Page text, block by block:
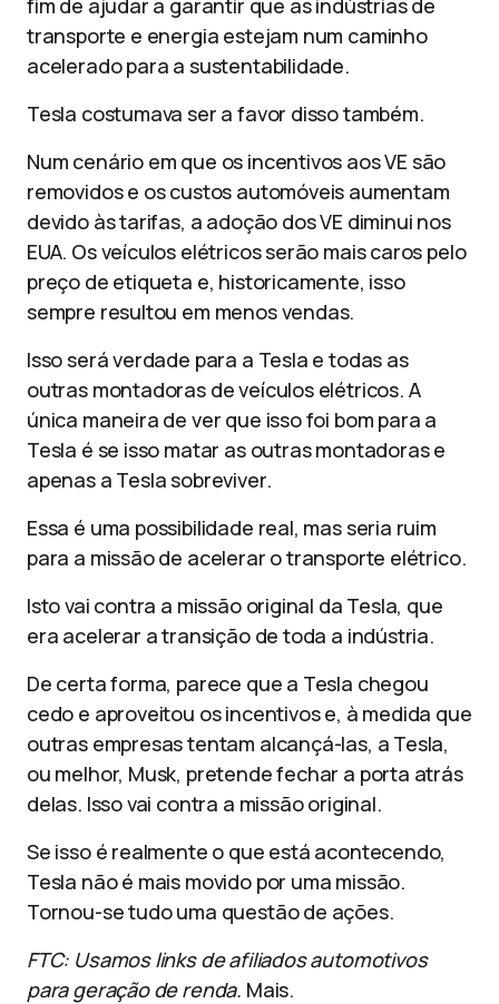
transporte e energia estejam num caminho
acelerado para a sustentabilidade.
Tesla costumava ser a favor disso também.
Num cenário em que os incentivos aos VE são
removidos e os custos automóveis aumentam
devido às tarifas, a adoção dos VE diminui nos
EUA. Os veículos elétricos serão mais caros pelo
preço de etiqueta e, historicamente, isso
sempre resultou em menos vendas.
Isso será verdade para a Tesla e todas as
outras montadoras de veículos elétricos. A
única maneira de ver que isso foi bom para a
Tesla é se isso matar as outras montadoras e
apenas a Tesla sobreviver.
Essa é uma possibilidade real, mas seria ruim
para a missão de acelerar o transporte elétrico.
Isto vai contra a missão original da Tesla, que
era acelerar a transição de toda a indústria.
De certa forma, parece que a Tesla chegou
cedo e aproveitou os incentivos e, à medida que
outras empresas tentam alcançá-las, a Tesla,
ou melhor, Musk, pretende fechar a porta atrás
delas. Isso vai contra a missão original.
Se isso é realmente o que está acontecendo,
Tesla não é mais movido por uma missão.
Tornou-se tudo uma questão de ações.
FTC: Usamos links de afiliados automotivos
para geração de renda. Mais.